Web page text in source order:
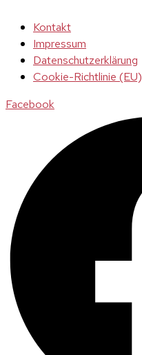
Kontakt
Impressum
Datenschutzerklärung
Cookie-Richtlinie (EU)
Facebook